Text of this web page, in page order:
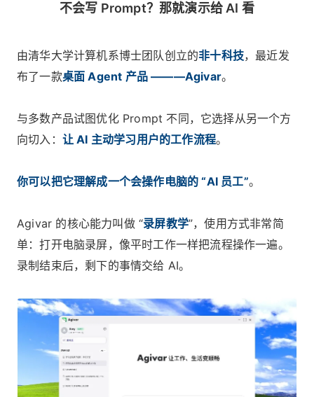
不会写 Prompt？那就演示给 AI 看
由清华大学计算机系博士团队创立的非十科技，最近发
布了一款桌面 Agent 产品 ———Agivar。
与多数产品试图优化 Prompt 不同，它选择从另一个方
向切入： 让 AI 主动学习用户的工作流程。
你可以把它理解成一个会操作电脑的 “AI 员工”。
Agivar 的核心能力叫做 “录屏教学”，使用方式非常简
单：打开电脑录屏，像平时工作一样把流程操作一遍。
录制结束后，剩下的事情交给 AI。